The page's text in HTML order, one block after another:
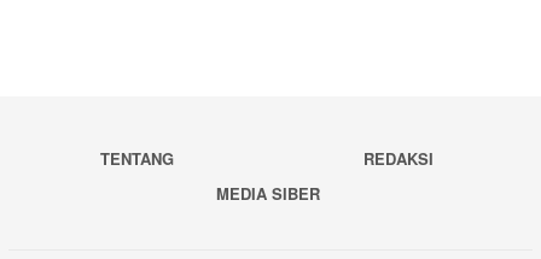
TENTANG
REDAKSI
MEDIA SIBER